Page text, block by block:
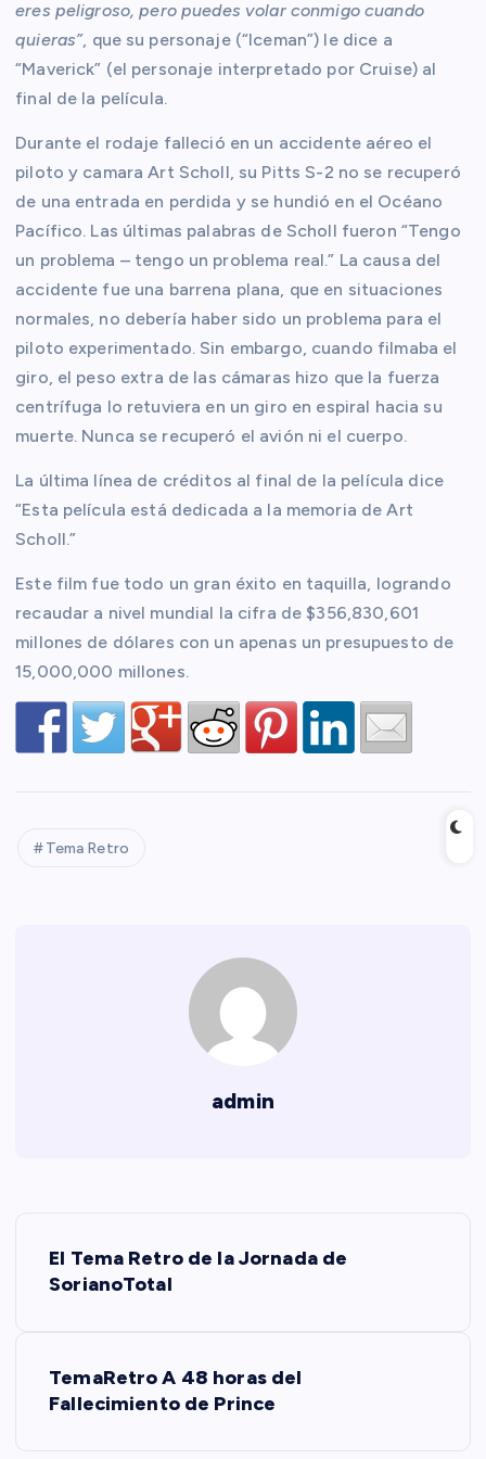
eres peligroso, pero puedes volar conmigo cuando
quieras”, que su personaje (“Iceman”) le dice a
“Maverick” (el personaje interpretado por Cruise) al
final de la película.
Durante el rodaje falleció en un accidente aéreo el
piloto y camara Art Scholl, su Pitts S-2 no se recuperó
de una entrada en perdida y se hundió en el Océano
Pacífico. Las últimas palabras de Scholl fueron “Tengo
un problema – tengo un problema real.” La causa del
accidente fue una barrena plana, que en situaciones
normales, no debería haber sido un problema para el
piloto experimentado. Sin embargo, cuando filmaba el
giro, el peso extra de las cámaras hizo que la fuerza
centrífuga lo retuviera en un giro en espiral hacia su
muerte. Nunca se recuperó el avión ni el cuerpo.
La última línea de créditos al final de la película dice
“Esta película está dedicada a la memoria de Art
Scholl.”
Este film fue todo un gran éxito en taquilla, logrando
recaudar a nivel mundial la cifra de $356,830,601
millones de dólares con un apenas un presupuesto de
15,000,000 millones.
Tema Retro
admin
El Tema Retro de la Jornada de
SorianoTotal
TemaRetro A 48 horas del
Fallecimiento de Prince